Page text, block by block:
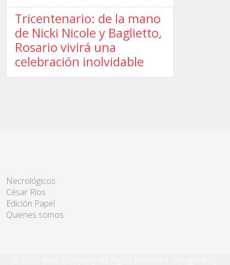
Tricentenario: de la mano
de Nicki Nicole y Baglietto,
Rosario vivirá una
celebración inolvidable
Necrológicos
César Ríos
Edición Papel
Quienes somos